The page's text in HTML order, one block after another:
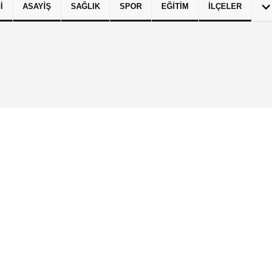
Gizlilik İlkeleri
ASAYIŞ SAĞLIK SPOR EĞITIM İLÇELER